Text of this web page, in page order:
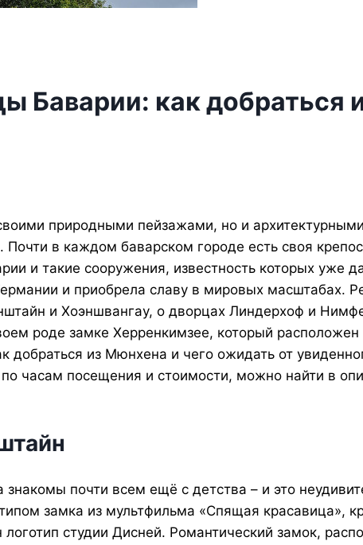
Баварии: как добраться
природными пейзажами, но и архитектурными
Почти в каждом баварском городе есть своя
и такие сооружения, известность которых уже
и приобрела славу в мировых масштабах.
и Хоэншвангау, о дворцах Линдерхоф и
роде замке Херренкимзее, который расположен
добраться из Мюнхена и чего ожидать от
часам посещения и стоимости, можно найти в
почти всем ещё с детства – и это
замка из мультфильма «Спящая красавица»,
студии Дисней. Романтический замок,